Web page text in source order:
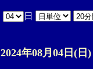
日
2024年08月04日(日)